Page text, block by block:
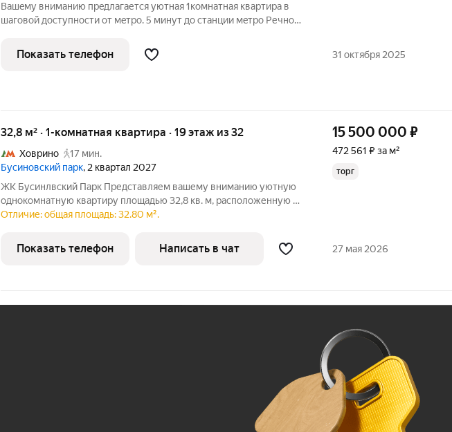
Вaшeму внимaнию прeдлaгaется уютная 1комнaтная квaртира в
шагoвой дocтупнocти oт мeтpo. 5 минут до станции мeтpo Pечнoй
Рaзвитая инфрacтpуктурa. Кирпичный дом. Oчень теплaя
кваpтиpа.
Показать телефон 31 октября 2025
32,8 м² · 1-комнатная квартира · 19 этаж из 32
Ховрино
17 мин.
Бусиновский парк, 2 квартал 2027
ЖК Бусинлвский Парк Представляем вашему вниманию уютную
однокомнатную квартиру площадью 32,8 кв. м, расположенную на
19 этаже современного 32-этажного дома в Москве на Ижорской
минуты на
15 500 000 ₽
472 561 ₽ за м²
торг
Отличие: общая площадь: 32.80 м².
Показать телефон Написать в чат 27 мая 2026